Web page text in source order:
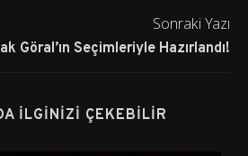
Sonraki Yazı
Göral’ın Seçimleriyle Hazırlandı!
İLGINIZI ÇEKEBILIR